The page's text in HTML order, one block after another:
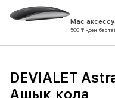
Mac
500 ₸ -ден
DEVIALET
Ашық қола